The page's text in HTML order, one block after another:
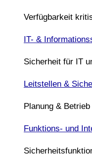
Verfügbarkeit
IT- &
Sicherheit für IT
Leitstellen &
Planung &
Funktions- und